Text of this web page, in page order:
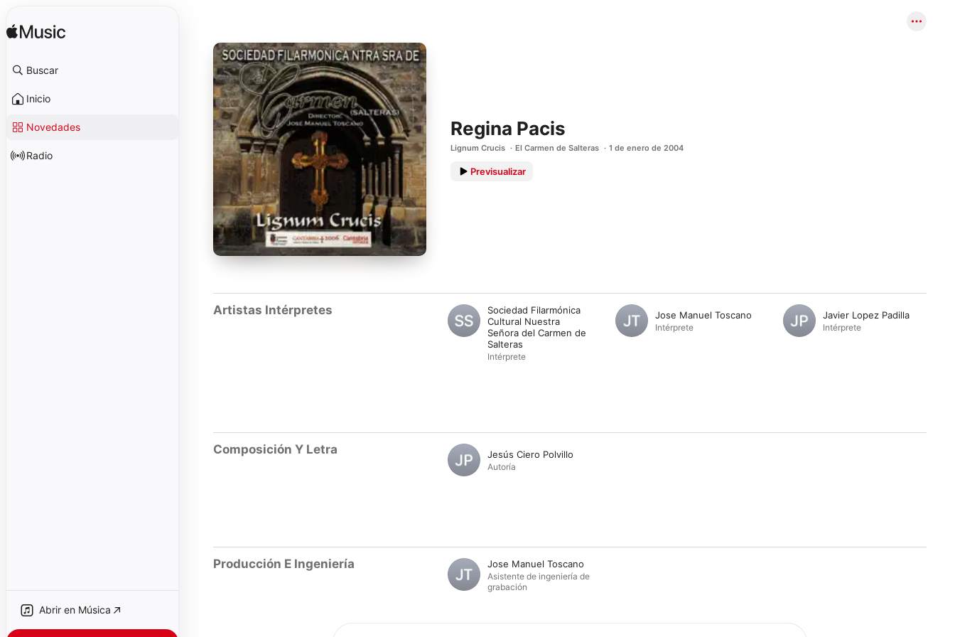
Buscar
Inicio
Novedades
Radio
Abrir en Música
Regina Pacis
Lignum Crucis El Carmen de Salteras 1 de enero de 2004
Previsualizar
Artistas Intérpretes
Sociedad Filarmónica
Cultural Nuestra
Señora del Carmen de
Salteras
Intérprete
Jose Manuel Toscano
Intérprete
Javier Lopez Padilla
Intérprete
Composición Y Letra Jesús Ciero Polvillo
Autoría
Producción E Ingeniería Jose Manuel Toscano
Asistente de ingeniería de
grabación